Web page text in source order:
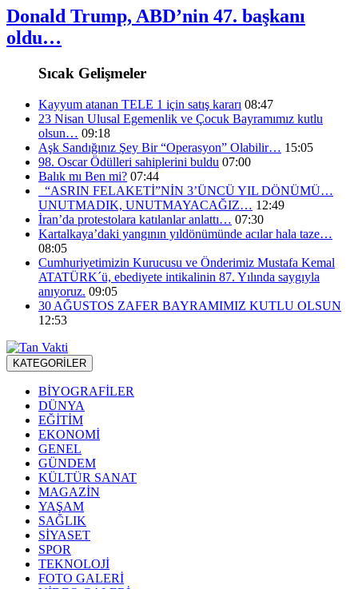
Donald Trump, ABD’nin 47. başkanı
oldu…
Sıcak Gelişmeler
Kayyum atanan TELE 1 için satış kararı 08:47
23 Nisan Ulusal Egemenlik ve Çocuk Bayramımız kutlu
olsun… 09:18
Aşk Sandığınız Şey Bir “Operasyon” Olabilir… 15:05
98. Oscar Ödülleri sahiplerini buldu 07:00
Balık mı Ben mi? 07:44
“ASRIN FELAKETİ”NİN 3’ÜNCÜ YIL DÖNÜMÜ…
UNUTMADIK, UNUTMAYACAĞIZ… 12:49
İran’da protestolara katılanlar anlattı… 07:30
Kartalkaya’daki yangının yıldönümünde acılar hala taze…
08:05
Cumhuriyetimizin Kurucusu ve Önderimiz Mustafa Kemal
ATATÜRK´ü, ebediyete intikalinin 87. Yılında saygıyla
anıyoruz. 09:05
30 AĞUSTOS ZAFER BAYRAMIMIZ KUTLU OLSUN
12:53
KATEGORİLER
BİYOGRAFİLER
DÜNYA
EĞİTİM
EKONOMİ
GENEL
GÜNDEM
KÜLTÜR SANAT
MAGAZİN
YAŞAM
SAĞLIK
SİYASET
SPOR
TEKNOLOJİ
FOTO GALERİ